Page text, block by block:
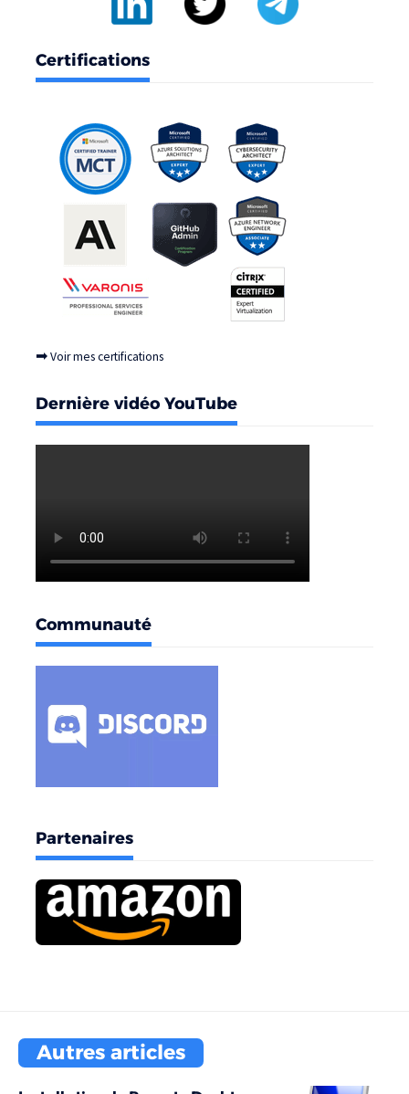
Certifications
➡Voir mes certifications
Dernière vidéo YouTube
Communauté
Partenaires
Autres articles